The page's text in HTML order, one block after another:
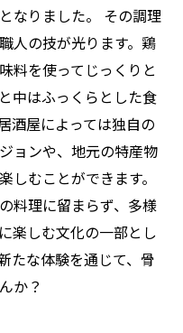
なりました。 その調理
人の技が光ります。鶏
料を使ってじっくりと
中はふっくらとした食
酒屋によっては独自の
ョンや、地元の特産物
しむことができます。
料理に留まらず、多様
楽しむ文化の一部とし
たな体験を通じて、骨
か？